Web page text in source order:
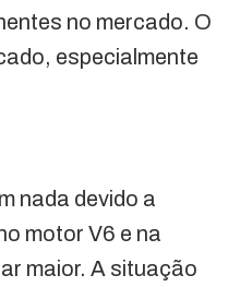
no mercado. O
especialmente
nada devido a
motor V6 e na
maior. A situação